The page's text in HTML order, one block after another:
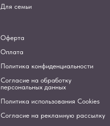
Для семьи
Оферта
Оплата
Политика конфиденциальности
Согласие на обработку
персональных данных
Политика использования Cookies
Согласие на рекламную рассылку